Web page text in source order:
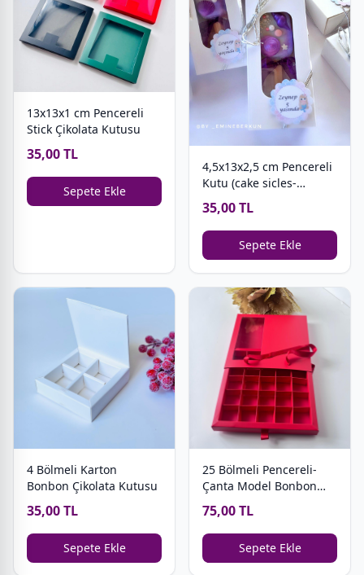
13x13x1 cm Pencereli
Stick Çikolata Kutusu
35,00 TL
Sepete Ekle
4,5x13x2,5 cm Pencereli
Kutu (cake sicles-
magnum cakes)
35,00 TL
Sepete Ekle
4 Bölmeli Karton
Bonbon Çikolata Kutusu
35,00 TL
Sepete Ekle
25 Bölmeli Pencereli-
Çanta Model Bonbon
Çikolata Kutusu
75,00 TL
Sepete Ekle